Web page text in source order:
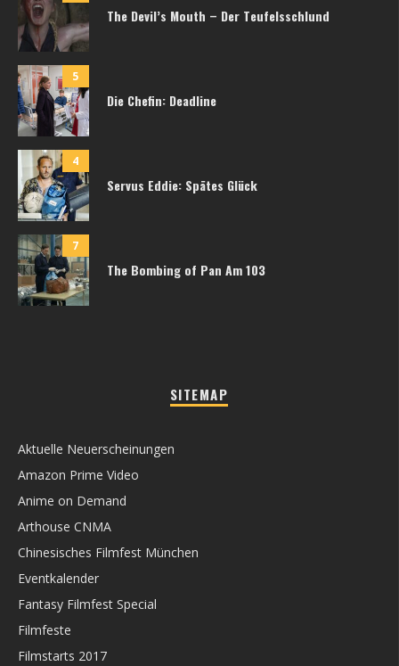
The Devil’s Mouth – Der Teufelsschlund
5
Die Chefin: Deadline
4
Servus Eddie: Spätes Glück
7
The Bombing of Pan Am 103
SITEMAP
Aktuelle Neuerscheinungen
Amazon Prime Video
Anime on Demand
Arthouse CNMA
Chinesisches Filmfest München
Eventkalender
Fantasy Filmfest Special
Filmfeste
Filmstarts 2017